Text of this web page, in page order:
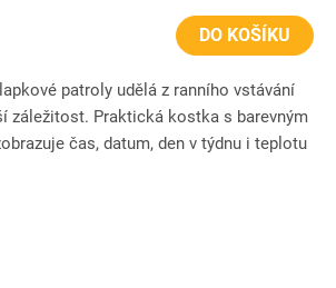
DO KOŠÍKU
patroly udělá z ranního vstávání
záležitost. Praktická kostka s barevným
čas, datum, den v týdnu i teplotu